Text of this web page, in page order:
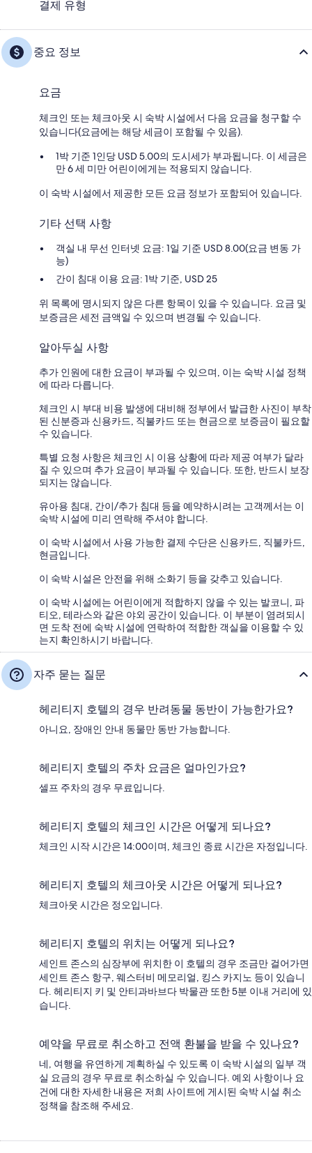
결제 유형
중요 정보
요금
체크인 또는 체크아웃 시 숙박 시설에서 다음 요금을 청구할 수
있습니다(요금에는 해당 세금이 포함될 수 있음).
1박 기준 1인당 USD 5.00의 도시세가 부과됩니다. 이 세금은
만 6 세 미만 어린이에게는 적용되지 않습니다.
이 숙박 시설에서 제공한 모든 요금 정보가 포함되어 있습니다.
기타 선택 사항
객실 내 무선 인터넷 요금: 1일 기준 USD 8.00(요금 변동 가
능)
간이 침대 이용 요금: 1박 기준, USD 25
위 목록에 명시되지 않은 다른 항목이 있을 수 있습니다. 요금 및
보증금은 세전 금액일 수 있으며 변경될 수 있습니다.
알아두실 사항
추가 인원에 대한 요금이 부과될 수 있으며, 이는 숙박 시설 정책
에 따라 다릅니다.
체크인 시 부대 비용 발생에 대비해 정부에서 발급한 사진이 부착
된 신분증과 신용카드, 직불카드 또는 현금으로 보증금이 필요할
수 있습니다.
특별 요청 사항은 체크인 시 이용 상황에 따라 제공 여부가 달라
질 수 있으며 추가 요금이 부과될 수 있습니다. 또한, 반드시 보장
되지는 않습니다.
유아용 침대, 간이/추가 침대 등을 예약하시려는 고객께서는 이
숙박 시설에 미리 연락해 주셔야 합니다.
이 숙박 시설에서 사용 가능한 결제 수단은 신용카드, 직불카드,
현금입니다.
이 숙박 시설은 안전을 위해 소화기 등을 갖추고 있습니다.
이 숙박 시설에는 어린이에게 적합하지 않을 수 있는 발코니, 파
티오, 테라스와 같은 야외 공간이 있습니다. 이 부분이 염려되시
면 도착 전에 숙박 시설에 연락하여 적합한 객실을 이용할 수 있
는지 확인하시기 바랍니다.
자주 묻는 질문
헤리티지 호텔의 경우 반려동물 동반이 가능한가요?
아니요, 장애인 안내 동물만 동반 가능합니다.
헤리티지 호텔의 주차 요금은 얼마인가요?
셀프 주차의 경우 무료입니다.
헤리티지 호텔의 체크인 시간은 어떻게 되나요?
체크인 시작 시간은 14:00이며, 체크인 종료 시간은 자정입니다.
헤리티지 호텔의 체크아웃 시간은 어떻게 되나요?
체크아웃 시간은 정오입니다.
헤리티지 호텔의 위치는 어떻게 되나요?
세인트 존스의 심장부에 위치한 이 호텔의 경우 조금만 걸어가면
세인트 존스 항구, 웨스터비 메모리얼, 킹스 카지노 등이 있습니
다. 헤리티지 키 및 안티과바브다 박물관 또한 5분 이내 거리에 있
습니다.
예약을 무료로 취소하고 전액 환불을 받을 수 있나요?
네, 여행을 유연하게 계획하실 수 있도록 이 숙박 시설의 일부 객
실 요금의 경우 무료로 취소하실 수 있습니다. 예외 사항이나 요
건에 대한 자세한 내용은 저희 사이트에 게시된 숙박 시설 취소
정책을 참조해 주세요.